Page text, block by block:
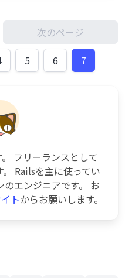
次のページ
5 6 7
フリーランスとして
Railsを主に使ってい
エンジニアです。 お
トからお願いします。